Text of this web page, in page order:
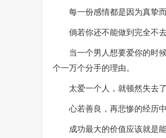
每一份感情都是因为真挚
倘若你还不能做到完全不
当一个男人想要爱你的时
个一万个分手的理由。
太爱一个人，就顿然失去
心若善良，再悲惨的经历
成功最大的价值应该就是